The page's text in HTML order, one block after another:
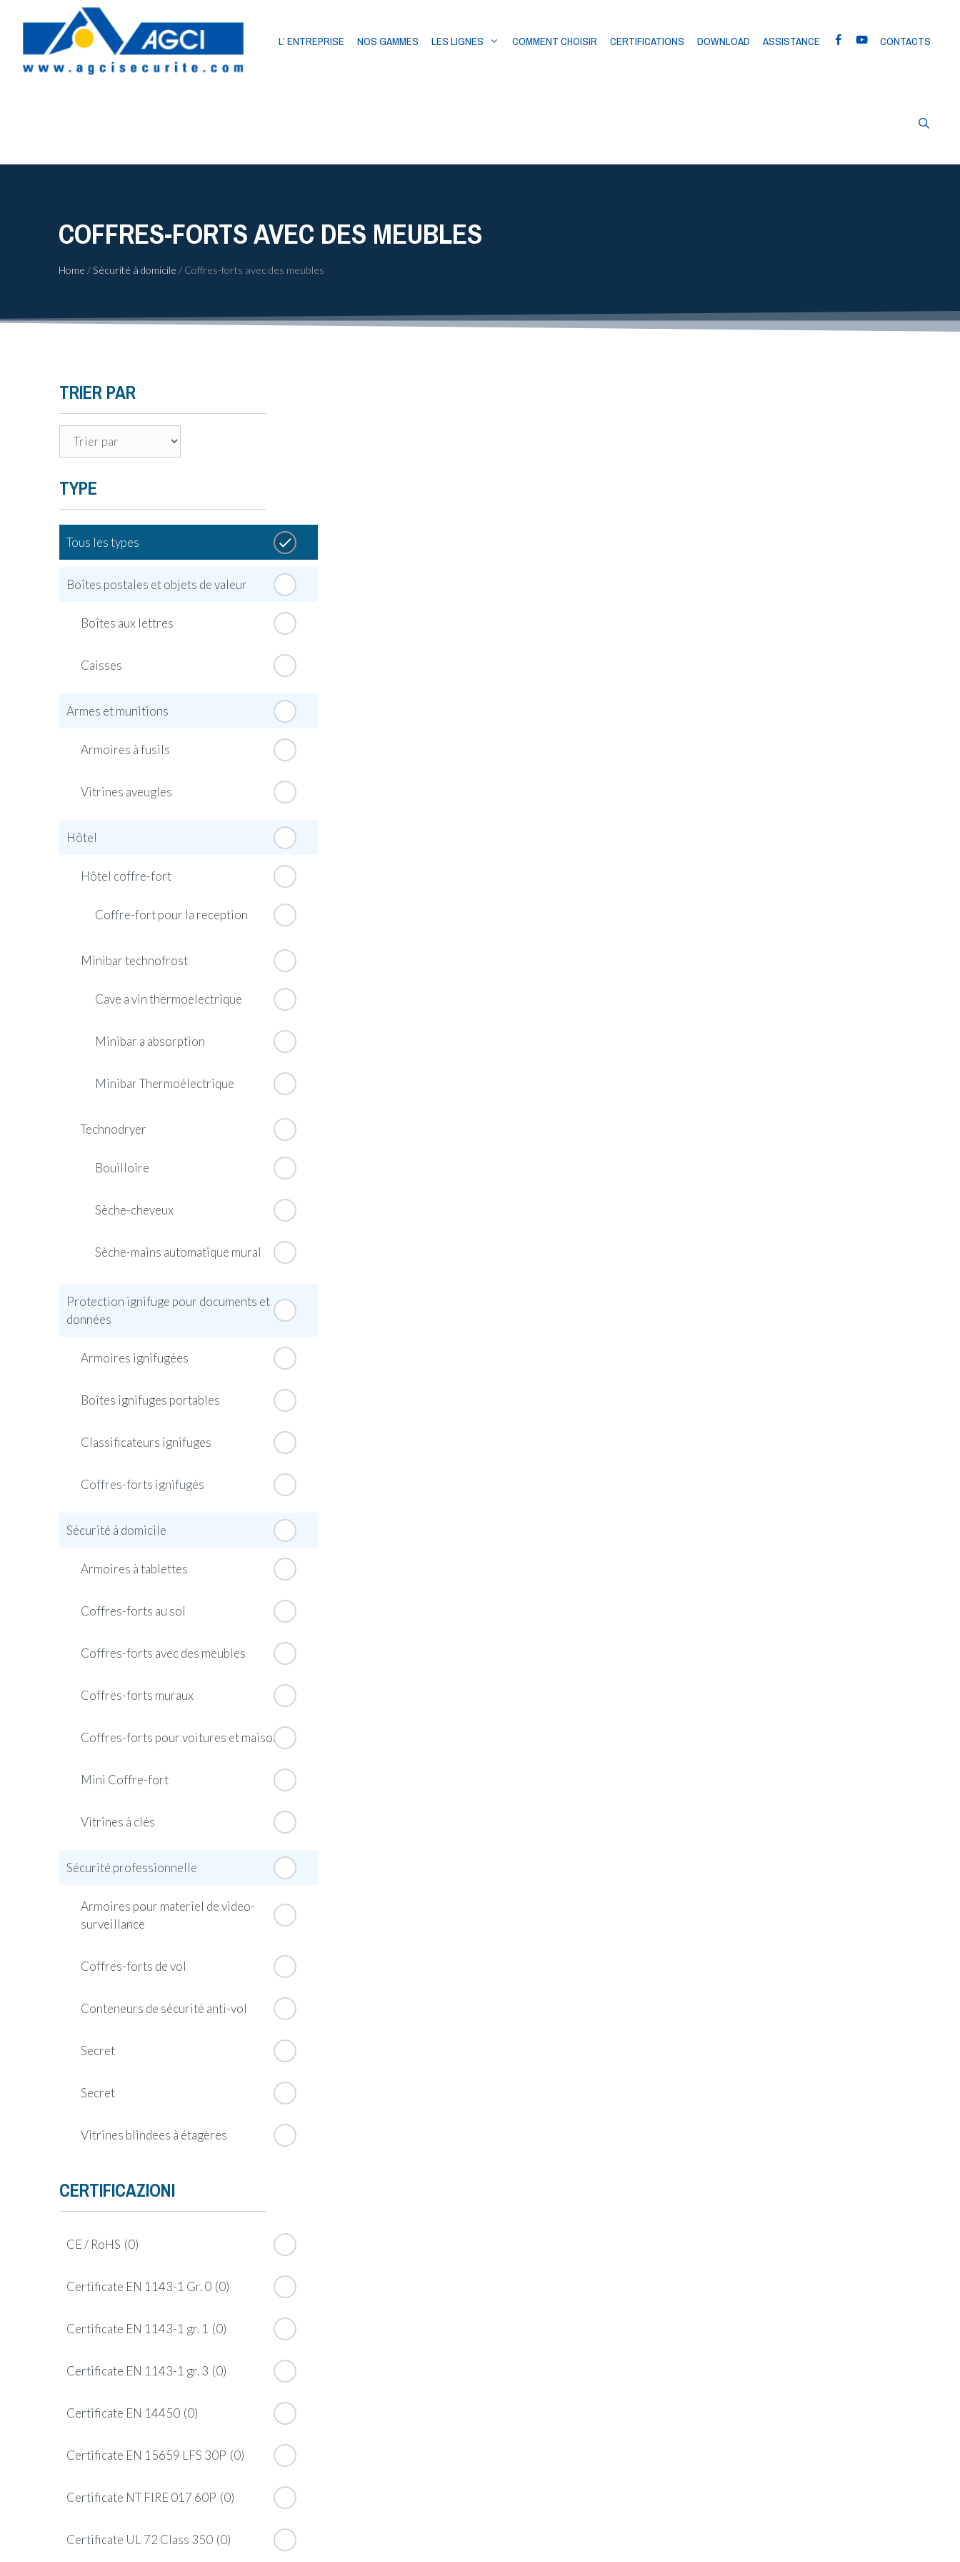
L’ ENTREPRISE NOS GAMMES LES LIGNES COMMENT CHOISIR CERTIFICATIONS DOWNLOAD ASSISTANCE CONTACTS
COFFRES-FORTS AVEC DES MEUBLES
Home /Sécurité à domicile / Coffres-forts avec des meubles
TRIER PAR
TYPE
Tous les types
Boîtes postales et objets de valeur
Boîtes aux lettres
Caisses
Armes et munitions
Armoires à fusils
Vitrines aveugles
Hôtel
Hôtel coffre-fort
Coffre-fort pour la reception
Minibar technofrost
Cave a vin thermoelectrique
Minibar a absorption
Minibar Thermoélectrique
Technodryer
Bouilloire
Sèche-cheveux
Sèche-mains automatique mural
Protection ignifuge pour documents et
données
Armoires ignifugées
Boîtes ignifuges portables
Classificateurs ignifuges
Coffres-forts ignifugés
Sécurité à domicile
Armoires à tablettes
Coffres-forts au sol
Coffres-forts avec des meubles
Coffres-forts muraux
Coffres-forts pour voitures et maisons
Mini Coffre-fort
Vitrines à clés
Sécurité professionnelle
Armoires pour materiel de video-
surveillance
Coffres-forts de vol
Conteneurs de sécurité anti-vol
Secret
Secret
Vitrines blindees à étagères
CERTIFICAZIONI
CE / RoHS (0)
Certificate EN 1143-1 Gr. 0 (0)
Certificate EN 1143-1 gr. 1 (0)
Certificate EN 1143-1 gr. 3 (0)
Certificate EN 14450 (0)
Certificate EN 15659 LFS 30P (0)
Certificate NT FIRE 017 60P (0)
Certificate UL 72 Class 350 (0)